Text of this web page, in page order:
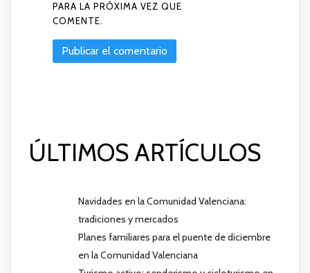
PARA LA PRÓXIMA VEZ QUE
COMENTE.
ÚLTIMOS ARTÍCULOS
Navidades en la Comunidad Valenciana:
tradiciones y mercados
Planes familiares para el puente de diciembre
en la Comunidad Valenciana